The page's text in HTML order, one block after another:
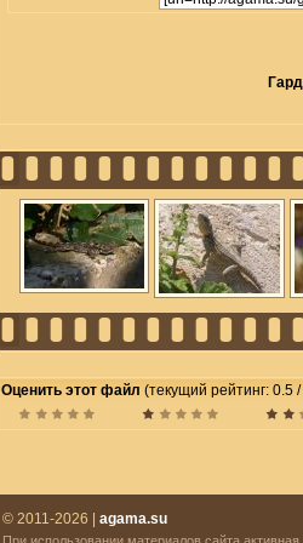
Оценить этот файл (текущий рейтинг: 0.5
© 2011-2026 | agama.su